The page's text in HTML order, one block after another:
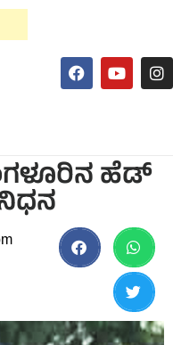
ಹೆಡ್